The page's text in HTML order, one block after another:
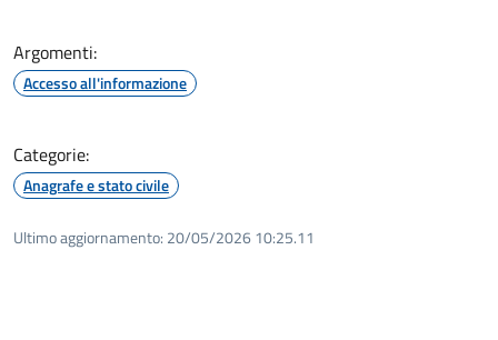
Argomenti:
Accesso all'informazione
Categorie:
Anagrafe e stato civile
Ultimo aggiornamento: 20/05/2026 10:25.11